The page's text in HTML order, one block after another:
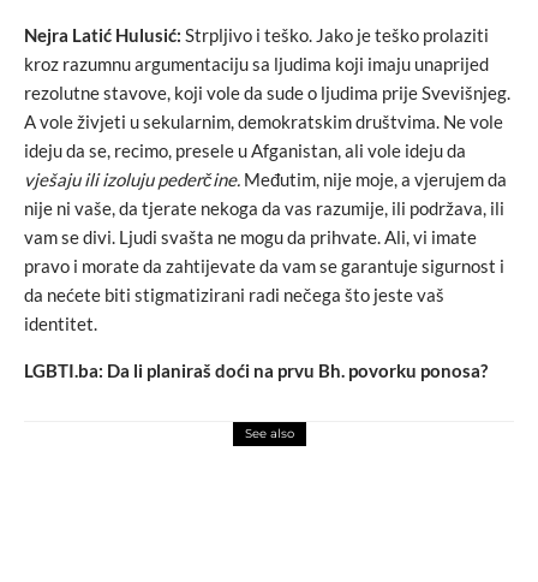
Nejra Latić Hulusić: Strpljivo i teško. Jako je teško prolaziti
kroz razumnu argumentaciju sa ljudima koji imaju unaprijed
rezolutne stavove, koji vole da sude o ljudima prije Svevišnjeg.
A vole živjeti u sekularnim, demokratskim društvima. Ne vole
ideju da se, recimo, presele u Afganistan, ali vole ideju da
vješaju ili izoluju pederčine. Međutim, nije moje, a vjerujem da
nije ni vaše, da tjerate nekoga da vas razumije, ili podržava, ili
vam se divi. Ljudi svašta ne mogu da prihvate. Ali, vi imate
pravo i morate da zahtijevate da vam se garantuje sigurnost i
da nećete biti stigmatizirani radi nečega što jeste vaš
identitet.
LGBTI.ba: Da li planiraš doći na prvu Bh. povorku ponosa?
See also